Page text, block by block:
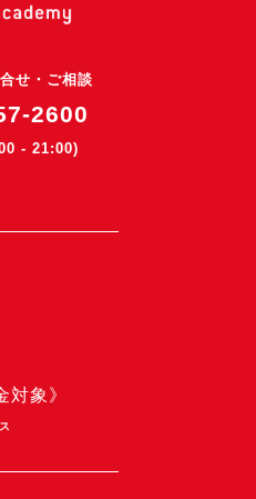
Hub』2025年4月発売
ォーム『MetaLiveStage』2025年
』
Hub』開発中
せ・ご相談
2600
- 21:00)
対象》